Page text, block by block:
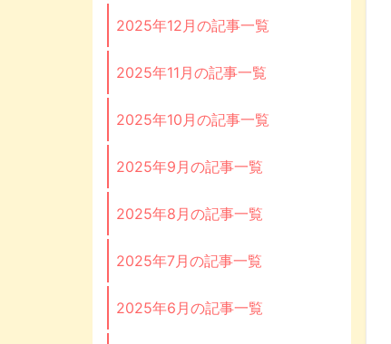
2025年12月の記事一覧
2025年11月の記事一覧
2025年10月の記事一覧
2025年9月の記事一覧
2025年8月の記事一覧
2025年7月の記事一覧
2025年6月の記事一覧